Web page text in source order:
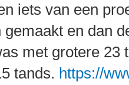
iets van een
gemaakt en dan
met grotere 23
tands. https://